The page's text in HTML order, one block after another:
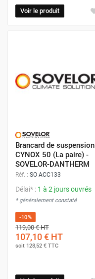
Voir le produit
Brancard de suspension
CYNOX 50 (La paire) -
SOVELOR-DANTHERM
Réf. : SO ACC133
Délai* : 1 à 2 jours ouvrés
* généralement constaté
-10%
119,00 €HT
107,10 € HT
soit 128,52 € TTC